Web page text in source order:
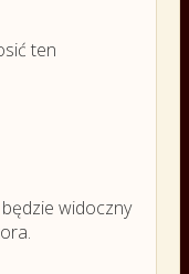
ten
widoczny